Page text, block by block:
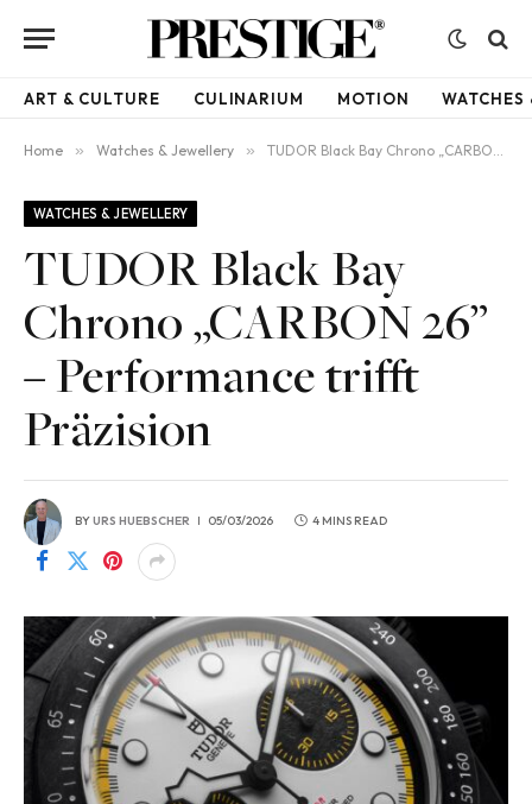
ART & CULTURE CULINARIUM MOTION WATCHES
Home » Watches & Jewellery » TUDOR Black Bay Chrono „CARBON 26” – Performance trifft Präzision
WATCHES & JEWELLERY
TUDOR Black Bay
Chrono „CARBON 26”
– Performance trifft
Präzision
BYURS HUEBSCHER 05/03/2026 4 MINS READ